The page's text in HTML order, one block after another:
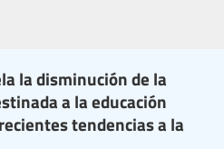
la disminución de la
a la educación
tendencias a la